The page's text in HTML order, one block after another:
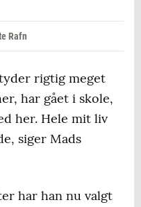
Rafn
rigtig meget
har gået i skole,
her. Hele mit liv
siger Mads
har han nu valgt